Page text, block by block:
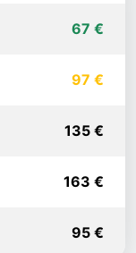
67 €
97 €
135 €
163 €
95 €